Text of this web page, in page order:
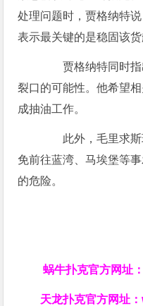
处理问题时，贾格纳特
表示最关键的是稳固该
贾格纳特同时指
裂口的可能性。他希望
成抽油工作。
此外，毛里求斯
免前往蓝湾、马埃堡等
的危险。
蜗牛扑克官方网址
天龙扑克官方网址：